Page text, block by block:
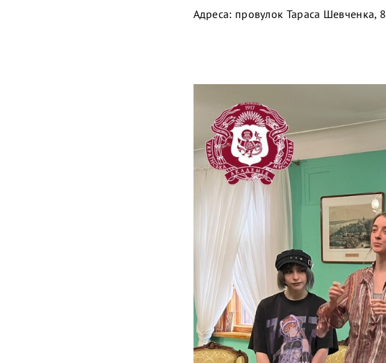
Адреса: провулок Тараса Шевченка,